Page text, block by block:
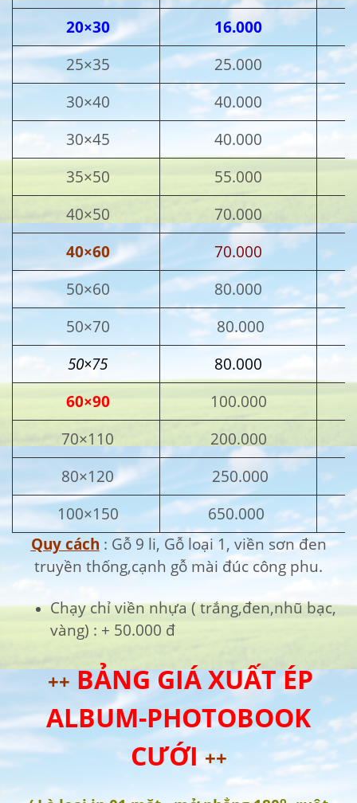
20×30
16.000
25×35
25.000
30×40
40.000
30×45
40.000
35×50
55.000
40×50
70.000
40×60
70.000
50×60
80.000
50×70
80.000
50×75
80.000
60×90
100.000
70×110
200.000
80×120
250.000
100×150
650.000
Quy cách : Gỗ 9 li, Gỗ loại 1, viền sơn đen
truyền thống,cạnh gỗ mài đúc công phu.
Chạy chỉ viền nhựa ( trắng,đen,nhũ bạc,
vàng) : + 50.000 đ
++ BẢNG GIÁ XUẤT ÉP
ALBUM-PHOTOBOOK
CƯỚI++